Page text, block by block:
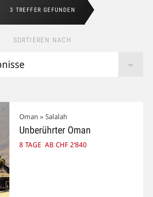
3 TREFFER GEFUNDEN
SORTIEREN NACH
Oman » Salalah
Unberührter Oman
8 TAGE AB CHF 2‘840